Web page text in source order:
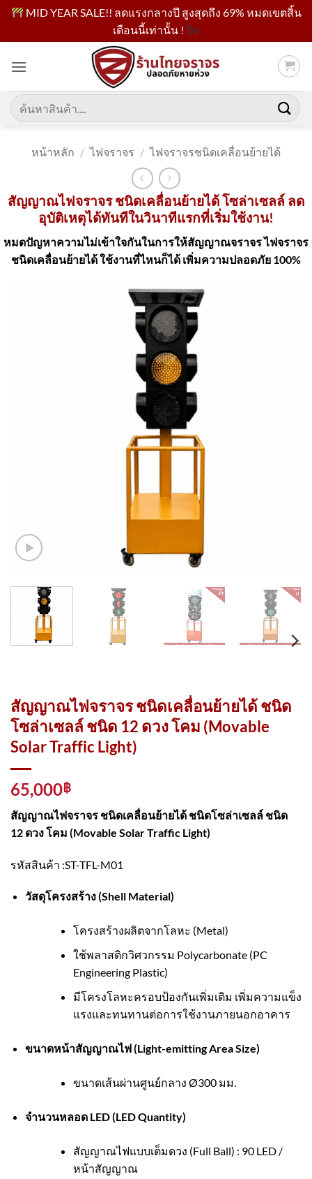
MID YEAR SALE!! ลดแรงกลางปี สูงสุดถึง 69% หมดเขตสิ้น
เดือนนี้เท่านั้น ! ปิด
เนื้อหา
ค้นหา:
หน้าหลัก / ไฟจราจร / ไฟจราจรชนิดเคลื่อนย้ายได้
สัญญาณไฟจราจร ชนิดเคลื่อนย้ายได้ โซล่าเซลล์ ลด
อุบัติเหตุได้ทันทีในวินาทีแรกที่เริ่มใช้งาน!
หมดปัญหาความไม่เข้าใจกันในการให้สัญญาณจราจร ไฟจราจร
ชนิดเคลื่อนย้ายได้ ใช้งานที่ไหนก็ได้ เพิ่มความปลอดภัย 100%
สัญญาณไฟจราจร ชนิดเคลื่อนย้ายได้ ชนิด
โซล่าเซลล์ ชนิด 12 ดวง โคม (Movable
Solar Traffic Light)
65,000฿
สัญญาณไฟจราจร ชนิดเคลื่อนย้ายได้ ชนิดโซล่าเซลล์ ชนิด
12 ดวง โคม (Movable Solar Traffic Light)
รหัสสินค้า :ST-TFL-M01
วัสดุโครงสร้าง (Shell Material)
โครงสร้างผลิตจากโลหะ (Metal)
ใช้พลาสติกวิศวกรรม Polycarbonate (PC
Engineering Plastic)
มีโครงโลหะครอบป้องกันเพิ่มเติม เพิ่มความแข็ง
แรงและทนทานต่อการใช้งานภายนอกอาคาร
ขนาดหน้าสัญญาณไฟ (Light-emitting Area Size)
ขนาดเส้นผ่านศูนย์กลาง Ø300 มม.
จำนวนหลอด LED (LED Quantity)
สัญญาณไฟแบบเต็มดวง (Full Ball) : 90 LED /
หน้าสัญญาณ